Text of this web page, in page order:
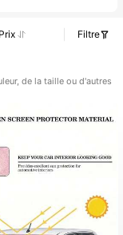
Prix
Filtre
de la taille ou d'autres